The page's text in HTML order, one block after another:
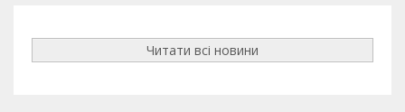
Читати всі новини